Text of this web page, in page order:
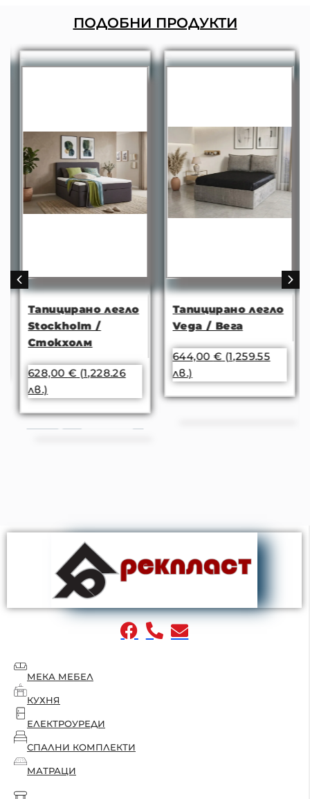
ПОДОБНИ ПРОДУКТИ
Тапицирано легло
Stockholm /
Стокхолм
628,00 € (1,228.26
лв.)
Тапицирано легло
Vega / Вега
644,00 € (1,259.55
лв.)
МЕКА МЕБЕЛ
КУХНЯ
ЕЛЕКТРОУРЕДИ
СПАЛНИ КОМПЛЕКТИ
МАТРАЦИ